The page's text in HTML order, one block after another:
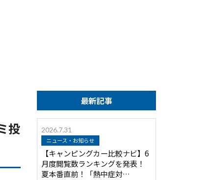
投
最新記事
2026.7.31
ニュース・お知らせ
【キャンピングカー比較ナビ】6
月度閲覧数ランキングを発表！
夏本番直前！「熱中症対…